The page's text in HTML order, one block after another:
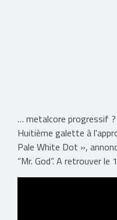
… metalcore progressif ?
Huitième galette à
Pale White Dot »,
“Mr. God”. A retrouver